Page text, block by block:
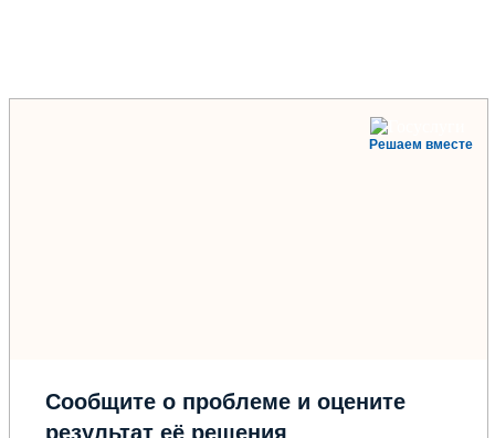
Решаем вместе
Сообщите о проблеме и оцените
результат её решения